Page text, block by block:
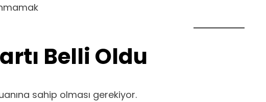
Belli Oldu
sahip olması gerekiyor.